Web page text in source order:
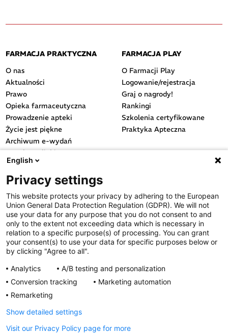
FARMACJA PRAKTYCZNA
O nas
Aktualności
Prawo
Opieka farmaceutyczna
Prowadzenie apteki
Życie jest piękne
Archiwum e-wydań
Przydatne linki
FARMACJA PLAY
O Farmacji Play
Logowanie/rejestracja
Graj o nagrody!
Rankingi
Szkolenia certyfikowane
Praktyka Apteczna
OGÓLNE
Polityka prywatności
Regulamin serwisu
Regulamin konkursu
Farmacja Play
Regulamin konkursu Lakcid
Regulamin konkursu Acard
Regulamin konkursu Biotebal
Regulamin konkursu Asmenol
Kontakt
PRODUKTY POLPHARMY
English
Privacy settings
This website protects your privacy by adhering to the European
Union General Data Protection Regulation (GDPR). We will not
use your data for any purpose that you do not consent to and
only to the extent not exceeding data which is necessary in
relation to a specific purpose(s) of processing. You can grant
your consent(s) to use your data for specific purposes below or
by clicking "Agree to all".
Analytics
A/B testing and personalization
Conversion tracking
Marketing automation
Remarketing
Show detailed settings
Visit our Privacy Policy page for more